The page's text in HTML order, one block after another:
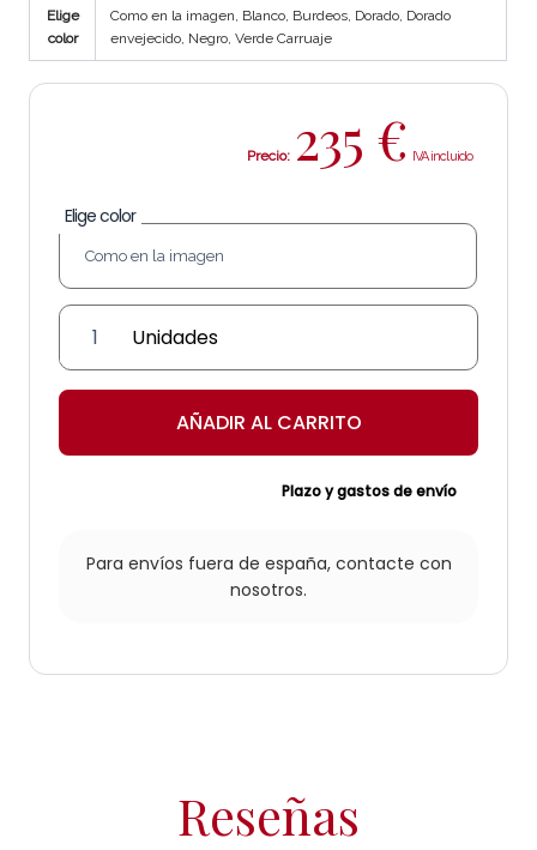
Elige
color
Como en la imagen, Blanco, Burdeos, Dorado, Dorado
envejecido, Negro, Verde Carruaje
Precio: 235 €
Elige color
Farol
'Arcángel'
cantidad
AÑADIR AL CARRITO
Plazo y gastos de envío
Para envíos fuera de españa, contacte con
nosotros.
Reseñas